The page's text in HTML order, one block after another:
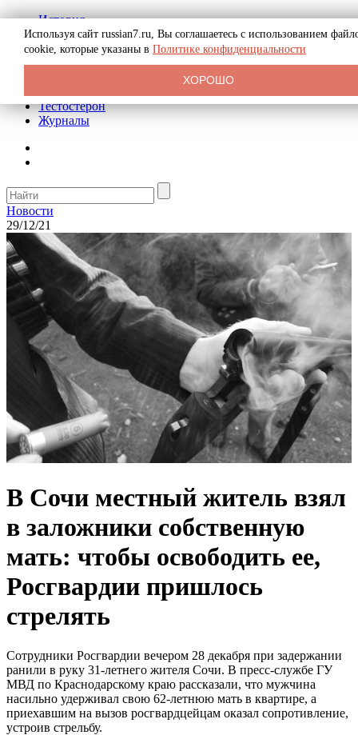
История
Биография
Криминал
Реклама на сайте
Тестостерон
Журналы
Новости
29/12/21
В Сочи местный житель взял
в заложники собственную
мать: чтобы освободить ее,
Росгвардии пришлось
стрелять
Сотрудники Росгвардии вечером 28 декабря при задержании
ранили в руку 31-летнего жителя Сочи. В пресс-службе ГУ
МВД по Краснодарскому краю рассказали, что мужчина
насильно удерживал свою 62-летнюю мать в квартире, а
приехавшим на вызов росгвардцейцам оказал сопротивление,
устроив стрельбу.
Используя сайт russian7.ru, Вы соглашаетесь с использованием
cookie, которые указаны в Политике конфиденциальности
ХОРОШО